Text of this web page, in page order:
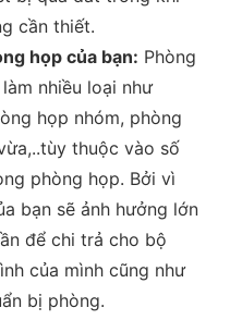
cần thiết.
họp của bạn: Phòng
nhiều loại như
họp nhóm, phòng
thuộc vào số
phòng họp. Bởi vì
bạn sẽ ảnh hưởng lớn
để chi trả cho bộ
của mình cũng như
bị phòng.